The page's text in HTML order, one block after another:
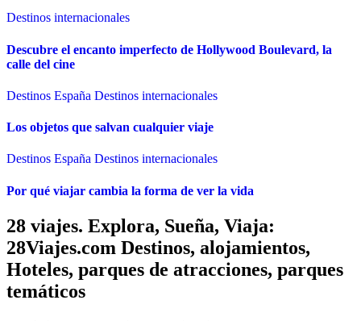
Destinos internacionales
Descubre el encanto imperfecto de Hollywood Boulevard, la
calle del cine
Destinos España Destinos internacionales
Los objetos que salvan cualquier viaje
Destinos España Destinos internacionales
Por qué viajar cambia la forma de ver la vida
28 viajes. Explora, Sueña, Viaja:
28Viajes.com Destinos, alojamientos,
Hoteles, parques de atracciones, parques
temáticos